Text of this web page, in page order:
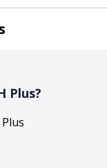
Plus?